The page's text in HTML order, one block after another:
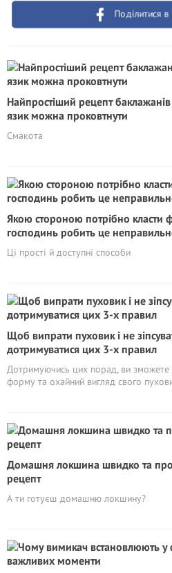
Поділитися
Найпростіший рецепт
язик можна проковтнути
Смакота
Якою стороною потрібно класти
господинь робить це
Ці прості й доступні способи
Щоб випрати пуховик і не
дотримуватися цих 3-х правил
Дотримуючись цих порад, ви зможете
форму та охайний вигляд свого
Домашня локшина швидко та
рецепт
А ти готуєш домашню локшину?